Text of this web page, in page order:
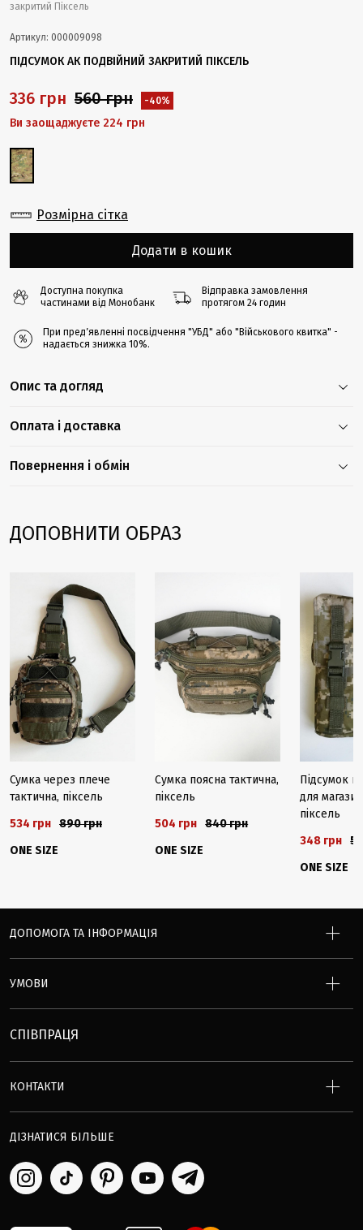
закритий Піксель
Артикул: 000009098
ПІДСУМОК АК ПОДВІЙНИЙ ЗАКРИТИЙ ПІКСЕЛЬ
336 грн 560 грн -40%
Ви заощаджуєте 224 грн
Розмірна сітка
Додати в кошик
Доступна покупка
частинами від Монобанк
Відправка замовлення
протягом 24 годин
При предʼявленні посвідчення "УБД" або "Військового квитка" -
надається знижка 10%.
Опис та догляд
Оплата і доставка
Повернення і обмін
ДОПОВНИТИ ОБРАЗ
Сумка через плече
тактична, піксель
534 грн 890 грн
ONE SIZE
Cумка поясна тактична,
піксель
504 грн 840 грн
ONE SIZE
Підсумок
для
піксель
348 грн
ONE SIZE
ДОПОМОГА ТА ІНФОРМАЦІЯ
УМОВИ
СПІВПРАЦЯ
КОНТАКТИ
ДІЗНАТИСЯ БІЛЬШЕ